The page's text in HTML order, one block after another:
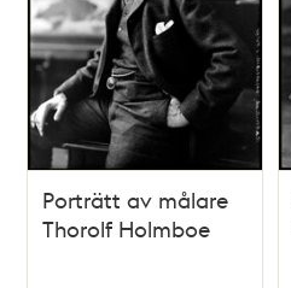
Porträtt av målare
Thorolf Holmboe